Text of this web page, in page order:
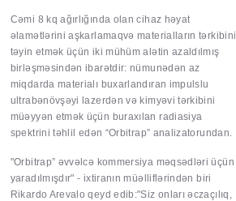
Cəmi 8 kq ağırlığında olan cihaz həyat
əlamətlərini aşkarlamaqvə materialların tərkibini
təyin etmək üçün iki mühüm alətin azaldılmış
birləşməsindən ibarətdir: nümunədən az
miqdarda materialı buxarlandıran impulslu
ultrabənövşəyi lazerdən və kimyəvi tərkibini
müəyyən etmək üçün buraxılan radiasiya
spektrini təhlil edən “Orbitrap” analizatorundan.
"Orbitrap” əvvəlcə kommersiya məqsədləri üçün
yaradılmışdır" - ixtiranın müəlliflərindən biri
Rikardo Arevalo qeyd edib:"Siz onları əczaçılıq,